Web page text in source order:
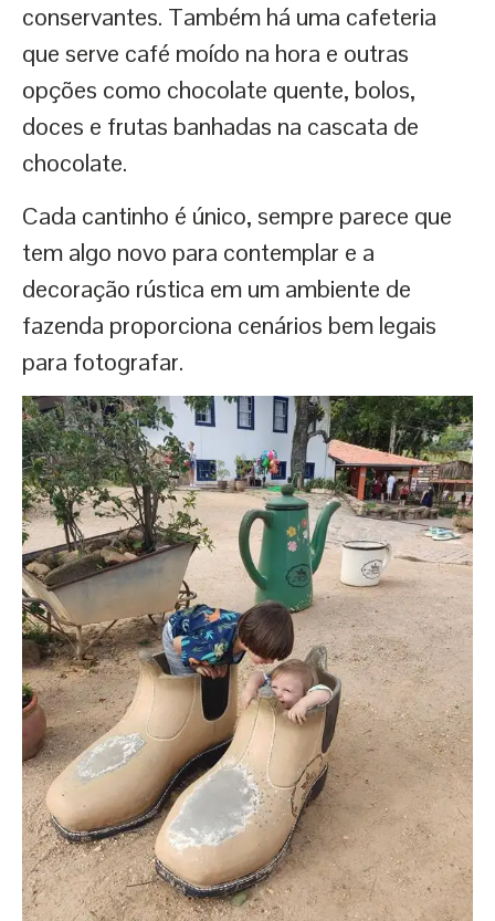
conservantes. Também há uma cafeteria
que serve café moído na hora e outras
opções como chocolate quente, bolos,
doces e frutas banhadas na cascata de
chocolate.
Cada cantinho é único, sempre parece que
tem algo novo para contemplar e a
decoração rústica em um ambiente de
fazenda proporciona cenários bem legais
para fotografar.